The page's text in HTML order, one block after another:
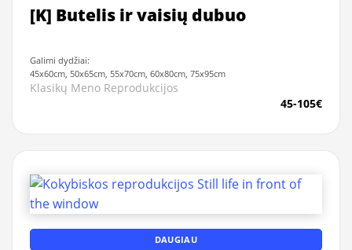
[K] Butelis ir vaisių dubuo
Galimi dydžiai:
45x60cm, 50x65cm, 55x70cm, 60x80cm, 75x95cm
Klasikų Meno Reprodukcijos
45-105€
DAUGIAU